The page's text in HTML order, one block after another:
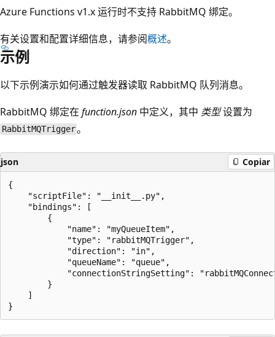
Azure Functions v1.x 运行时不支持 RabbitMQ 绑定。
有关设置和配置详细信息，请参阅概述。
示例
以下示例演示如何通过触发器读取 RabbitMQ 队列消息。
RabbitMQ 绑定在 function.json 中定义，其中 类型设置为
RabbitMQTrigger。
json Copiar
{​​
    "scriptFile": "__init__.py",
    "bindings": [
        {​​
            "name": "myQueueItem",
            "type": "rabbitMQTrigger",
            "direction": "in",
            "queueName": "queue",
"connectionStringSetting":
        }​​
    ]